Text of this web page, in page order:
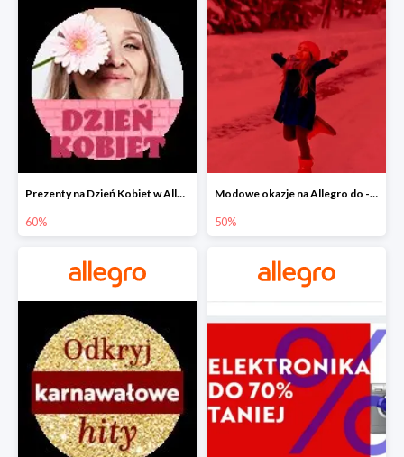
Prezenty na Dzień Kobiet w Allegro do -60%
60%
Modowe okazje na Allegro do -50%
50%